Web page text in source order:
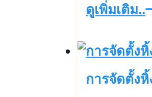
ดูเพิ่มเติม..
การจัดตั้งหิ้